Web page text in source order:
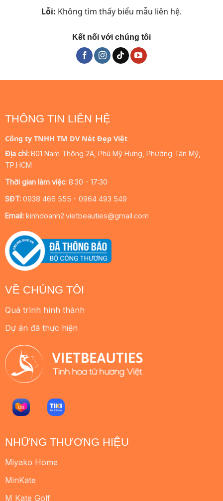
Lỗi: Không tìm thấy biểu mẫu liên hệ.
Kết nối với chúng tôi
VỀ CHÚNG TÔI
Quá trình hình thành
Dự án đã thực hiện
NHỮNG THƯƠNG HIỆU
Miyako Home
MinKate
M Kate Golf
THÔNG TIN LIÊN HỆ
Công ty TNHH TM DV Nét Đẹp Việt
Địa chỉ: B01 Nam Thông 2A, Phú Mỹ Hưng, Phường Tân Mỹ,
TP.HCM
Thời gian làm việc:8:30 - 17:30
SĐT:0938 466 555 - 0964 493 549
Email:kinhdoanh2.vietbeauties@gmail.com